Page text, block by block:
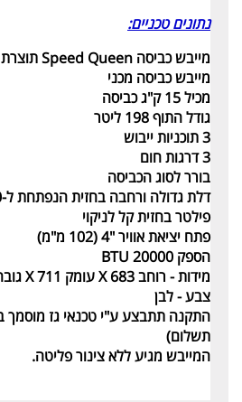
נתונים טכניים:
מייבש כביסה Speed Queen תוצרת ארה"ב
מייבש כביסה מכני
מכיל 15 ק"ג כביסה
גודל התוף 198 ליטר
3 תוכניות ייבוש
3 דרגות חום
בורר לסוג הכביסה
דלת גדולה ורחבה בחזית הנפתחת ל-180 מעלות
פילטר בחזית קל לניקוי
פתח יציאת אוויר "4 (102 מ"מ)
הספק 20000 BTU
מידות - רוחב 683 X עומק 711 X גובה 1092 מ"מ
צבע - לבן
התקנה תתבצע ע"י טכנאי גז מוסמך
תשלום)
המייבש מגיע ללא צינור פליטה.